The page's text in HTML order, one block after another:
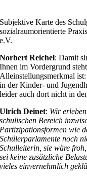
Subjektive Karte des
sozialraumorientierte
e.V.
Norbert Reichel: Damit
Ihnen im Vordergrund
Alleinstellungsmerkmal
in der Kinder- und
leider auch dort nicht in
Ulrich Deinet: Wir
schulischen Bereich
Partizipationsformen wie
Schülerparlamente noch
Schulleiterin, sie wäre
sei keine zusätzliche
vieles einvernehmlich